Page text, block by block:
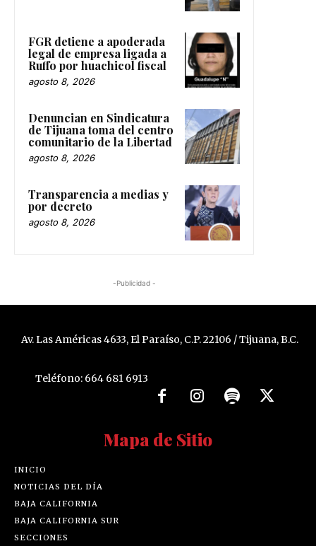
FGR detiene a apoderada
legal de empresa ligada a
Ruffo por huachicol fiscal
agosto 8, 2026
Denuncian en Sindicatura
de Tijuana toma del centro
comunitario de la Libertad
agosto 8, 2026
Transparencia a medias y
por decreto
agosto 8, 2026
-Publicidad -
Av. Las Américas 4633, El Paraíso, C.P. 22106 / Tijuana, B.C.
Teléfono: 664 681 6913
Mapa de Sitio
INICIO
NOTICIAS DEL DÍA
BAJA CALIFORNIA
BAJA CALIFORNIA SUR
SECCIONES